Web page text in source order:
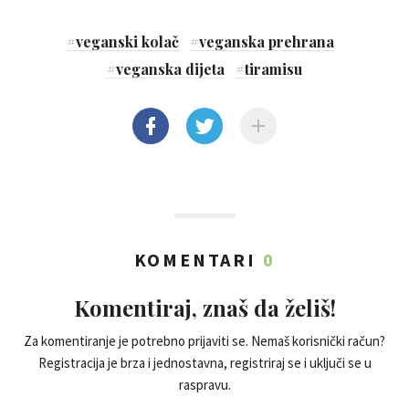
#veganski kolač #veganska prehrana
#veganska dijeta #tiramisu
KOMENTARI 0
Komentiraj, znaš da želiš!
Za komentiranje je potrebno prijaviti se. Nemaš korisnički račun?
Registracija je brza i jednostavna, registriraj se i uključi se u
raspravu.